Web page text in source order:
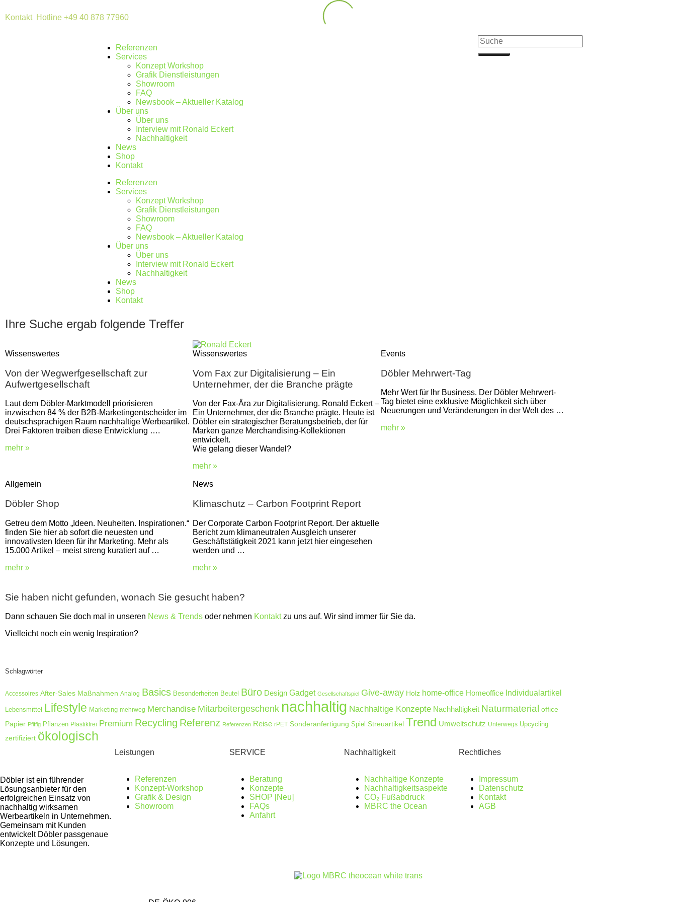
KontaktHotline +49 40 878 77960
Referenzen
Services
Konzept Workshop
Grafik Dienstleistungen
Showroom
FAQ
Newsbook – Aktueller Katalog
Über uns
Über uns
Interview mit Ronald Eckert
Nachhaltigkeit
News
Shop
Kontakt
Referenzen
Services
Konzept Workshop
Grafik Dienstleistungen
Showroom
FAQ
Newsbook – Aktueller Katalog
Über uns
Über uns
Interview mit Ronald Eckert
Nachhaltigkeit
News
Shop
Kontakt
Ihre Suche ergab folgende Treffer
Wissenswertes
Von der Wegwerfgesellschaft zur
Aufwertgesellschaft
Laut dem Döbler-Marktmodell priorisieren
inzwischen 84 % der B2B-Marketingentscheider im
deutschsprachigen Raum nachhaltige Werbeartikel.
Drei Faktoren treiben diese Entwicklung ….
mehr »
Wissenswertes
Vom Fax zur Digitalisierung – Ein
Unternehmer, der die Branche prägte
Von der Fax-Ära zur Digitalisierung. Ronald Eckert –
Ein Unternehmer, der die Branche prägte. Heute ist
Döbler ein strategischer Beratungsbetrieb, der für
Marken ganze Merchandising-Kollektionen
entwickelt.
Wie gelang dieser Wandel?
mehr »
Events
Döbler Mehrwert-Tag
Mehr Wert für Ihr Business. Der Döbler Mehrwert-
Tag bietet eine exklusive Möglichkeit sich über
Neuerungen und Veränderungen in der Welt des …
mehr »
Allgemein
Döbler Shop
Getreu dem Motto „Ideen. Neuheiten. Inspirationen.“
finden Sie hier ab sofort die neuesten und
innovativsten Ideen für ihr Marketing. Mehr als
15.000 Artikel – meist streng kuratiert auf …
mehr »
News
Klimaschutz – Carbon Footprint Report
Der Corporate Carbon Footprint Report. Der aktuelle
Bericht zum klimaneutralen Ausgleich unserer
Geschäftstätigkeit 2021 kann jetzt hier eingesehen
werden und …
mehr »
Sie haben nicht gefunden, wonach Sie gesucht haben?
Dann schauen Sie doch mal in unseren News & Trends oder nehmen Kontaktzu uns auf. Wir sind immer für Sie da.
Vielleicht noch ein wenig Inspiration?
Schlagwörter
Accessoires After-Sales Maßnahmen Analog Basics Besonderheiten Beutel Büro Design Gadget Gesellschaftspiel Give-away Holz home-office Homeoffice Individualartikel
Lebensmittel Lifestyle Marketing mehrweg Merchandise Mitarbeitergeschenk nachhaltig Nachhaltige Konzepte Nachhaltigkeit Naturmaterial office
Papier Pfiffig Pflanzen Plastikfrei Premium Recycling Referenz Referenzen Reise rPET Sonderanfertigung Spiel Streuartikel Trend Umweltschutz Unterwegs Upcycling
zertifiziert ökologisch
Döbler ist ein führender
Lösungsanbieter für den
erfolgreichen Einsatz von
nachhaltig wirksamen
Werbeartikeln in Unternehmen.
Gemeinsam mit Kunden
entwickelt Döbler passgenaue
Konzepte und Lösungen.
Leistungen
Referenzen
Konzept-Workshop
Grafik & Design
Showroom
SERVICE
Beratung
Konzepte
SHOP [Neu]
FAQs
Anfahrt
Nachhaltigkeit
Nachhaltige Konzepte
Nachhaltigkeitsaspekte
CO₂ Fußabdruck
MBRC the Ocean
Rechtliches
Impressum
Datenschutz
Kontakt
AGB